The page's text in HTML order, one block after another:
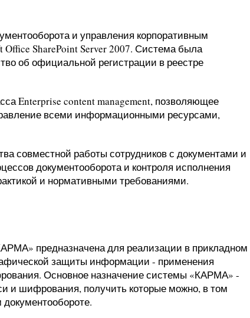
и управления корпоративным
SharePoint Server 2007. Система была
об официальной регистрации в реестре
Enterprise content management, позволяющее
всеми информационными ресурсами,
совместной работы сотрудников с документами и
документооборота и контроля исполнения
и нормативными требованиями.
предназначена для реализации в прикладном
защиты информации - применения
Основное назначение системы «КАРМА» -
и шифрования, получить которые можно, в том